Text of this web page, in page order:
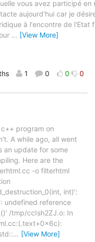
vous avez participé en
aujourd'hui car je
à l'encontre de l'Etat
… [View More]
1 0 0 0
program on
A while ago, all went
an update for some
Here are the
-o filterhtml
int)':
undefined reference
/tmp/ccIsh2ZJ.o: In
… [View More]